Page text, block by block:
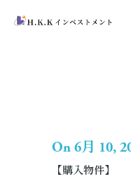
On 6月 10,
【購入物件】